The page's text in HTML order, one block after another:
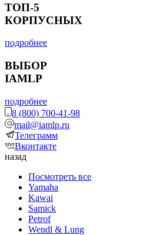
ТОП-5
КОРПУСНЫХ
подробнее
ВЫБОР
IAMLP
подробнее
8 (800) 700-41-98
mail@iamlp.ru
Телеграмм
Вконтакте
назад
Посмотреть все
Yamaha
Kawai
Samick
Petrof
Wendl & Lung